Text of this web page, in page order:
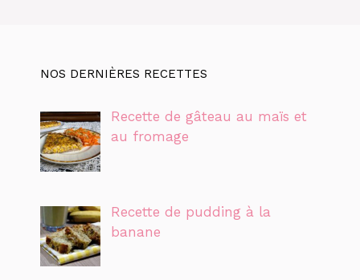
NOS DERNIÈRES RECETTES
Recette de gâteau au maïs et
au fromage
Recette de pudding à la
banane